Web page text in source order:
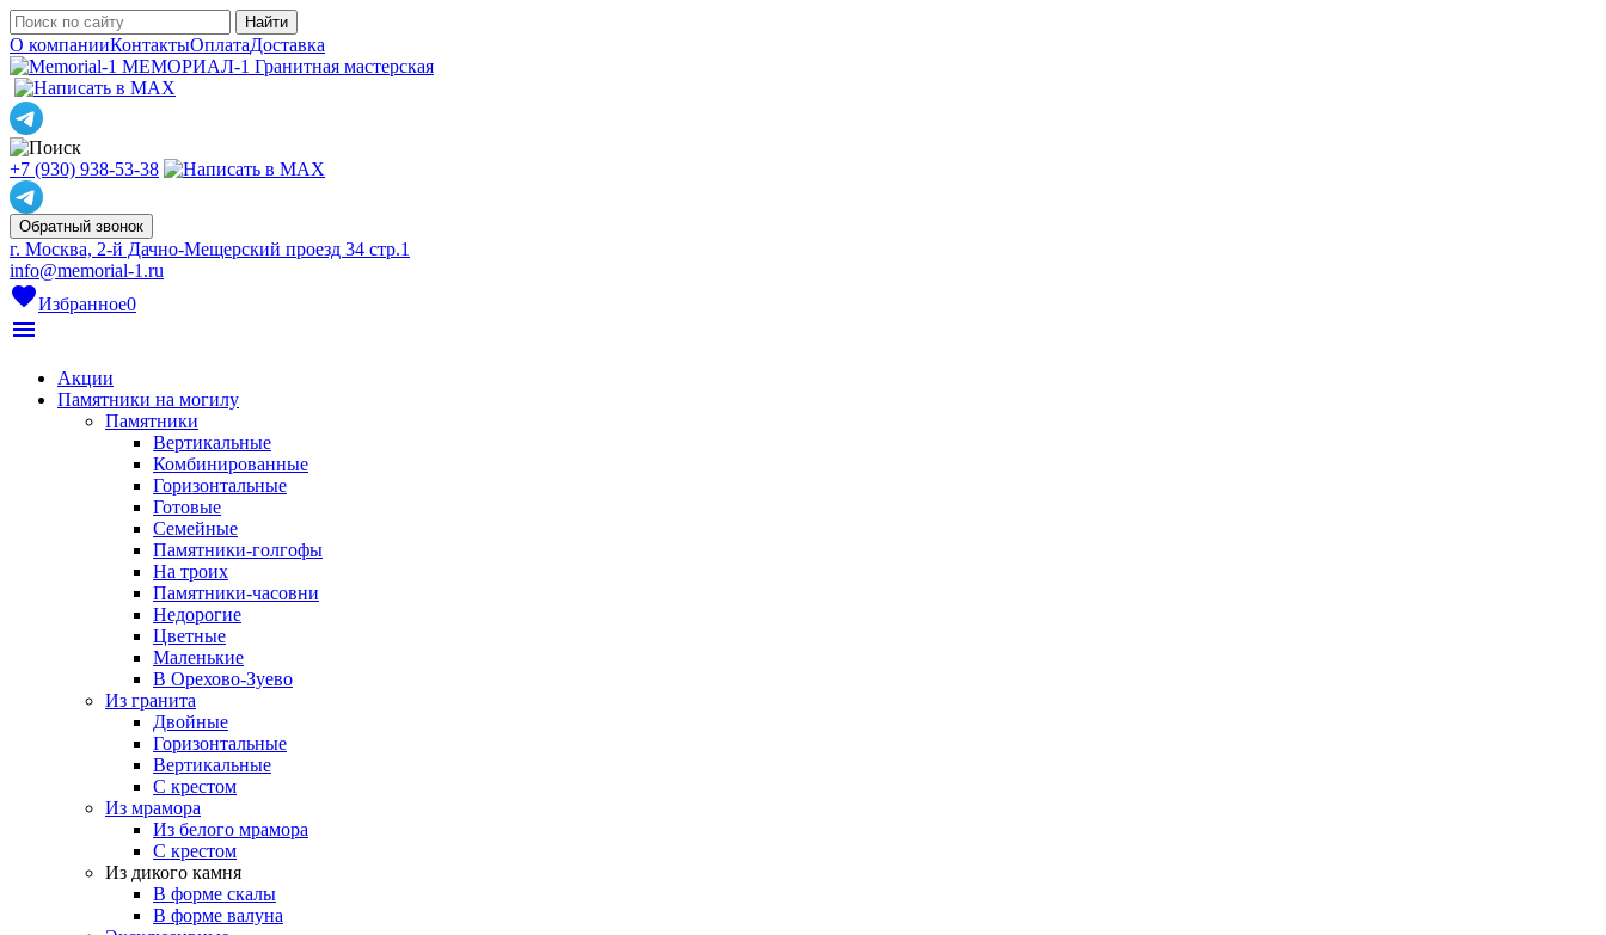
О компанииКонтактыОплатаДоставка
МЕМОРИАЛ-1 Гранитная мастерская
+7 (930) 938-53-38
Обратный звонок
г. Москва, 2-й Дачно-Мещерский проезд 34 стр.1
info@memorial-1.ru
favoriteИзбранное0
menu
Акции
Памятники на могилу
Памятники
Вертикальные
Комбинированные
Горизонтальные
Готовые
Семейные
Памятники-голгофы
На троих
Памятники-часовни
Недорогие
Цветные
Маленькие
В Орехово-Зуево
Из гранита
Двойные
Горизонтальные
Вертикальные
С крестом
Из мрамора
Из белого мрамора
С крестом
Из дикого камня
В форме скалы
В форме валуна